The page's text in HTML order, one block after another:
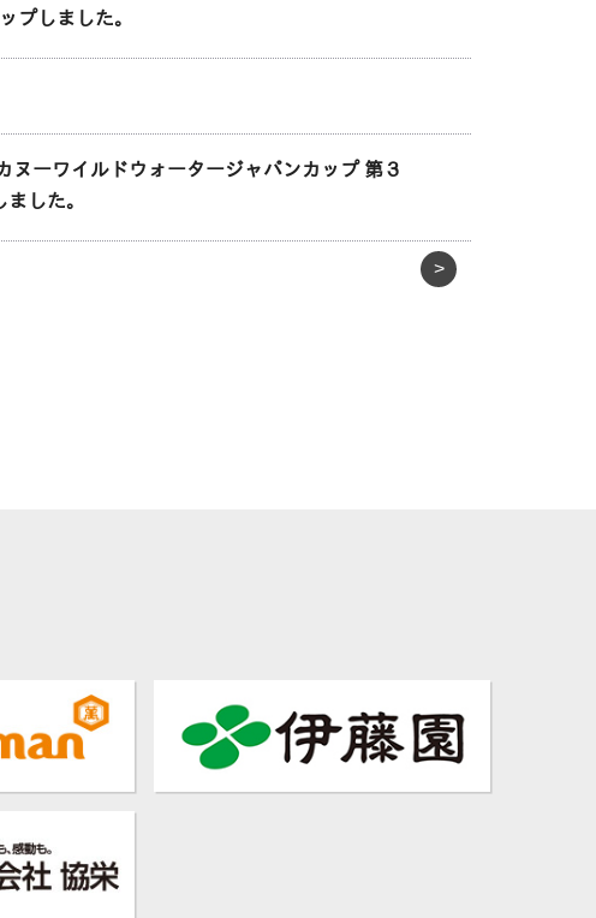
プしました。
ヌーワイルドウォータージャパンカップ 第３
した。
>